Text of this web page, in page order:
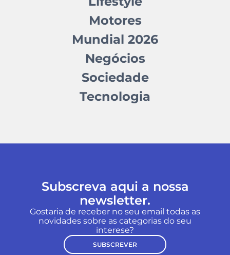
Motores
Mundial 2026
Negócios
Sociedade
Tecnologia
Subscreva aqui a nossa
newsletter.
Gostaria de receber no seu email todas as
novidades sobre as categorias do seu
interese?
SUBSCREVER